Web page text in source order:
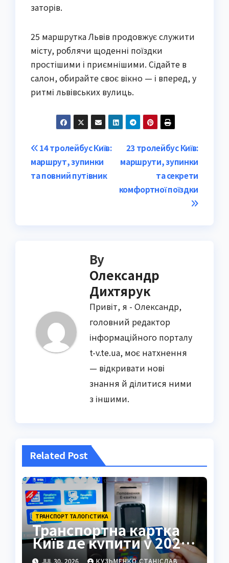
заторів.
25 маршрутка Львів продовжує служити
місту, роблячи щоденні поїздки
простішими і приємнішими. Сідайте в
салон, обирайте своє вікно — і вперед, у
ритмі львівських вулиць.
Post
navigation
23 тролейбус Київ:
маршрути, зупинки
та секрети
комфортної поїздки
14 тролейбус Київ:
маршрут, зупинки
та повний путівник
By
Олександр
Дихтярук
Привіт, я - Олександр,
головний редактор
інформаційного порталу
t-v.te.ua, моє натхнення
— відкривати нові
знання й ділитися ними
з іншими.
Related Post
ТРАНСПОРТ ТА ЛОГІСТИКА
Транспортна картка
Київ де купити у 2026
році
JUL 30, 2026 КУЗЬМЕНКО СТАНІСЛАВ